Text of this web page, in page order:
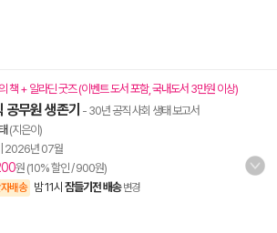
책 + 알라딘 굿즈 (이벤트 도서 포함, 국내도서 3만원 이상)
공무원 생존기 - 30년 공직 사회 생태 보고서
(지은이)
2026년 07월
원 (10% 할인 / 900원)
배송 밤 11시 잠들기전 배송 변경